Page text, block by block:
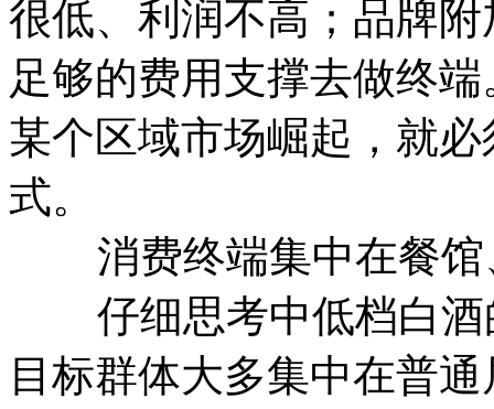
很低、利润不高；品牌
足够的费用支撑去做终
某个区域市场崛起，就
式。
消费终端集中在餐馆
仔细思考中低档白酒
目标群体大多集中在普